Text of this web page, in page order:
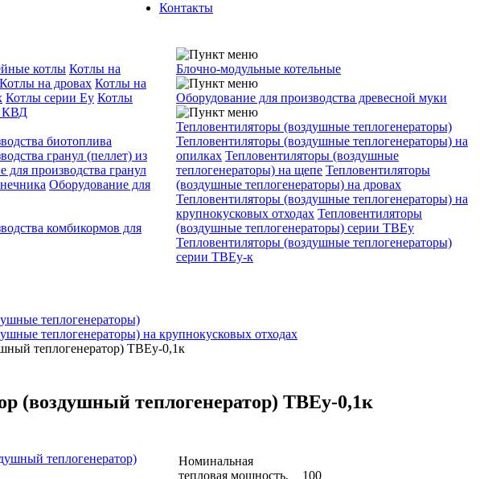
Контакты
котлы Котлы на
Котлы на дровах Котлы на
Котлы серии Еу Котлы
КВД
биотоплива
гранул (пеллет) из
для производства гранул
Оборудование для
комбикормов для
Блочно-модульные котельные
Оборудование для производства древесной муки
Тепловентиляторы (воздушные теплогенераторы)
Тепловентиляторы (воздушные теплогенераторы) на
опилках Тепловентиляторы (воздушные
теплогенераторы) на щепе Тепловентиляторы
(воздушные теплогенераторы) на дровах
Тепловентиляторы (воздушные теплогенераторы) на
крупнокусковых отходах Тепловентиляторы
(воздушные теплогенераторы) серии ТВЕу
Тепловентиляторы (воздушные теплогенераторы)
серии ТВЕу-к
теплогенераторы)
теплогенераторы) на крупнокусковых отходах
теплогенератор) ТВЕу-0,1к
(воздушный теплогенератор) ТВЕу-0,1к
Номинальная
тепловая мощность,
100